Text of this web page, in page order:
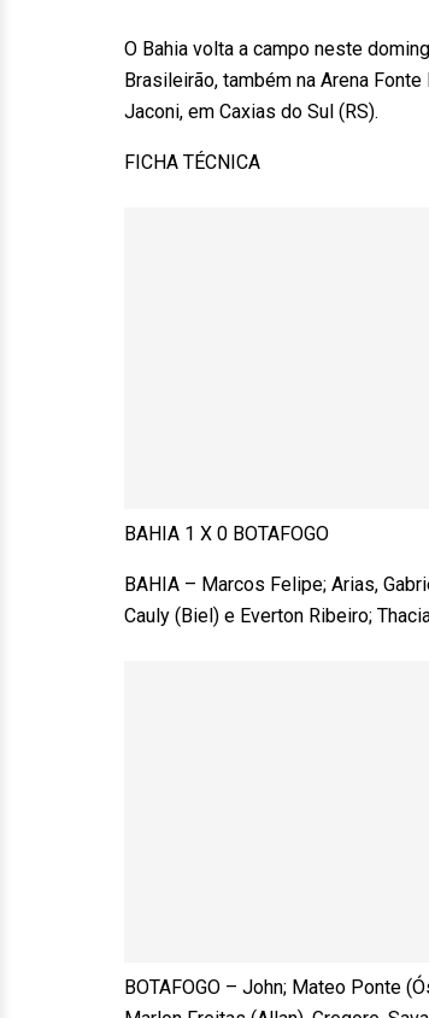
O Bahia volta a campo neste
Brasileirão, também na Arena
Jaconi, em Caxias do Sul (RS).
FICHA TÉCNICA
BAHIA 1 X 0 BOTAFOGO
BAHIA – Marcos Felipe; Arias,
Cauly (Biel) e Everton Ribeiro;
BOTAFOGO – John; Mateo Ponte